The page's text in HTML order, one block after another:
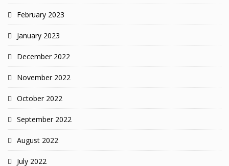
February 2023
January 2023
December 2022
November 2022
October 2022
September 2022
August 2022
July 2022